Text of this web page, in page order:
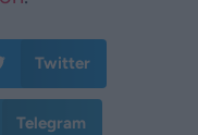
Twitter
Telegram